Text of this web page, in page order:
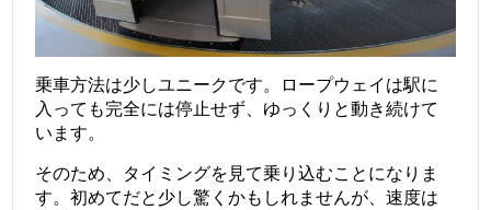
乗車方法は少しユニークです。ロープウェイは駅に
入っても完全には停止せず、ゆっくりと動き続けて
います。
そのため、タイミングを見て乗り込むことになりま
す。初めてだと少し驚くかもしれませんが、速度は